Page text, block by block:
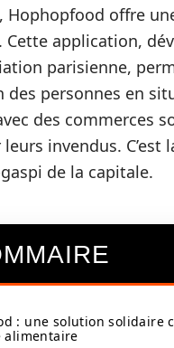
Hophopfood offre
Cette application,
parisienne,
des personnes en
des commerces
invendus. C’est
de la capitale.
: une solution solidaire
alimentaire